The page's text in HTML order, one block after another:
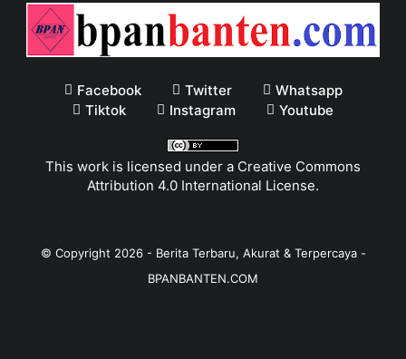
Facebook Twitter
Whatsapp
Tiktok
Instagram Youtube
This work is licensed under a Creative Commons
Attribution 4.0 International License.
© Copyright 2026- Berita Terbaru, Akurat & Terpercaya -
BPANBANTEN.COM